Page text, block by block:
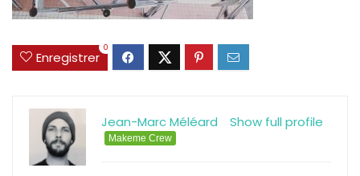
Enregistrer
0
Show full profile
Jean-Marc Méléard
Makeme Crew